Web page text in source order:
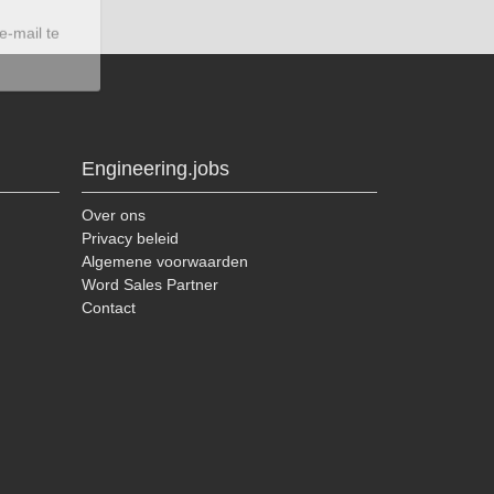
Engineering.jobs
Over ons
Privacy beleid
Algemene voorwaarden
Word Sales Partner
Contact